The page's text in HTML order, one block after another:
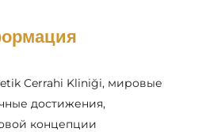
Cerrahi Kliniği, мировые
достижения,
концепции